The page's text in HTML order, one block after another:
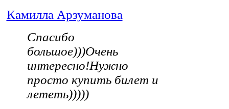
Камилла Арзуманова
Спасибо
большое)))Очень
интересно!Нужно
просто купить билет и
лететь)))))